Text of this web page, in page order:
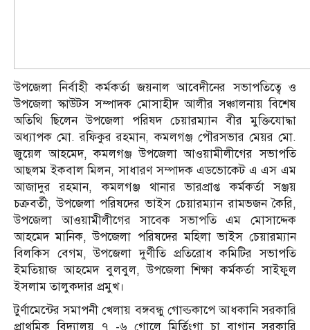
উপজেলা নির্বাহী কর্মকর্তা জয়নাল আবেদীনের সভাপতিত্বে ও
উপজেলা স্কাউটস সম্পাদক মোসাহীদ আলীর সঞ্চালনায় বিশেষ
অতিথি ছিলেন উপজেলা পরিষদ চেয়ারম্যান বীর মুক্তিযোদ্ধা
অধ্যাপক মো. রফিকুর রহমান, কমলগঞ্জ পৌরসভার মেয়র মো.
জুয়েল আহমেদ, কমলগঞ্জ উপজেলা আওয়ামীলীগের সভাপতি
আছলম ইকবাল মিলন, সাধারণ সম্পাদক এডভোকেট এ এস এম
আজাদুর রহমান, কমলগঞ্জ থানার ভারপ্রাপ্ত কর্মকর্তা সঞ্জয়
চক্রবর্তী, উপজেলা পরিষদের ভাইস চেয়ারম্যান রামভজন কৈরি,
উপজেলা আওয়ামীলীগের সাবেক সভাপতি এম মোসাদ্দেক
আহমেদ মানিক, উপজেলা পরিষদের মহিলা ভাইস চেয়ারম্যান
বিলকিস বেগম, উপজেলা দুর্ণীতি প্রতিরোধ কমিটির সভাপতি
ইমতিয়াজ আহমেদ বুলবুল, উপজেলা শিক্ষা কর্মকর্তা সাইফুল
ইসলাম তালুকদার প্রমুখ।
টুর্ণামেন্টের সমাপনী খেলায় বঙ্গবন্ধু গোল্ডকাপে আধকানি সরকারি
প্রাথমিক বিদ্যালয় ৭ -৬ গোলে মির্তিংগা চা বাগান সরকারি